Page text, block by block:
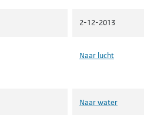
2-12-2013
Naar lucht
Naar water